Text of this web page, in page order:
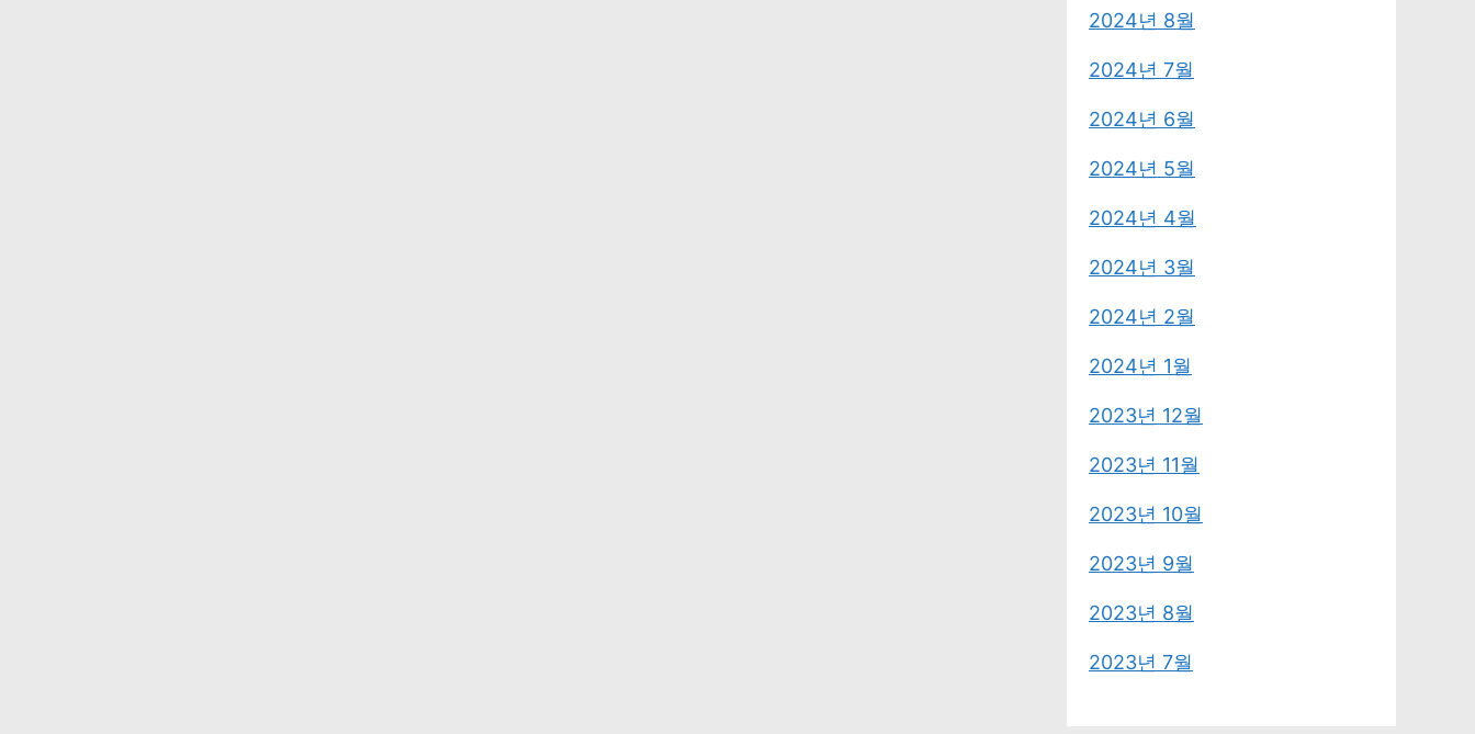
2024년 8월
2024년 7월
2024년 6월
2024년 5월
2024년 4월
2024년 3월
2024년 2월
2024년 1월
2023년 12월
2023년 11월
2023년 10월
2023년 9월
2023년 8월
2023년 7월